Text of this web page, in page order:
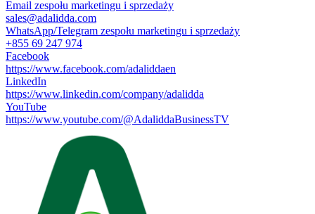
Email zespołu marketingu i sprzedaży
sales@adalidda.com
WhatsApp/Telegram zespołu marketingu i sprzedaży
+855 69 247 974
Facebook
https://www.facebook.com/adaliddaen
LinkedIn
https://www.linkedin.com/company/adalidda
YouTube
https://www.youtube.com/@AdaliddaBusinessTV